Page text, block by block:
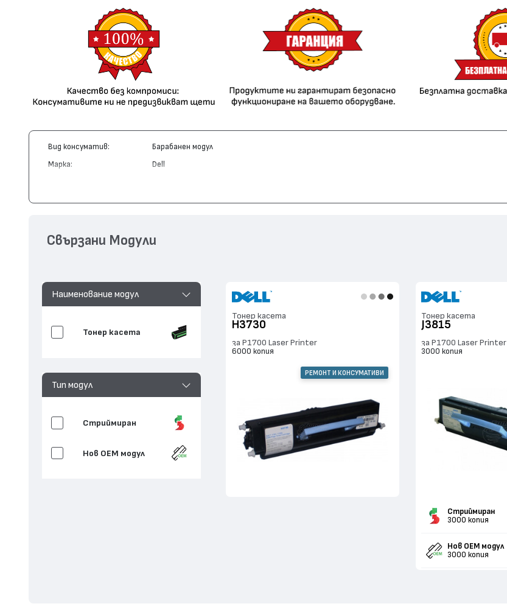
Вид консуматив: Барабанен модул
Марка: Dell
Съвместими устройства:
Наименование модул
Тонер касета
Тип модул
Стриймиран
Нов ОЕМ модул
Тонер касета
H3730
за P1700 Laser Printer
6000 копия
РЕМОНТ И КОНСУМАТИВИ
Тонер касета
J3815
за P1700 Laser Printer
3000 копия
Стриймиран
3000 копия
Нов ОЕМ модул
3000 копия
Свързани Модули